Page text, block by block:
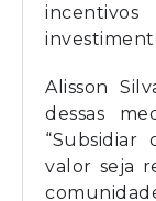
Alisson
dessas
valor seja